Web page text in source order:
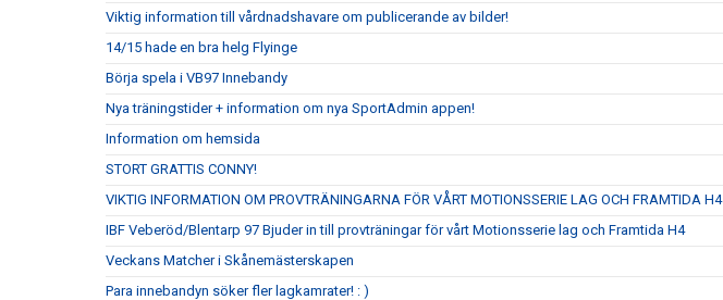
Viktig information till vårdnadshavare om publicerande av bilder!
14/15 hade en bra helg Flyinge
Börja spela i VB97 Innebandy
Nya träningstider + information om nya SportAdmin appen!
Information om hemsida
STORT GRATTIS CONNY!
VIKTIG INFORMATION OM PROVTRÄNINGARNA FÖR VÅRT MOTIONSSERIE LAG OCH FRAMTIDA H4
IBF Veberöd/Blentarp 97 Bjuder in till provträningar för vårt Motionsserie lag och Framtida H4
Veckans Matcher i Skånemästerskapen
Para innebandyn söker fler lagkamrater! : )